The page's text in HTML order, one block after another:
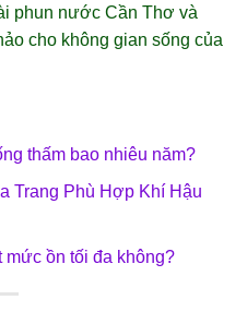
phun nước Cần Thơ và
cho không gian sống của
thấm bao nhiêu năm?
Trang Phù Hợp Khí Hậu
ồn tối đa không?